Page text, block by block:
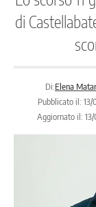
di
Di:Elena
Pubblicato il: 13/
Aggiornato il: 13/